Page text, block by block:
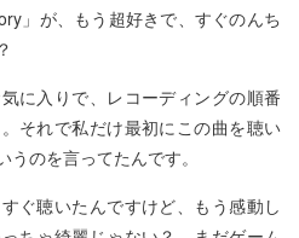
」が、もう超好きで、すぐのんち
に入りで、レコーディングの順番
それで私だけ最初にこの曲を聴い
のを言ってたんです。
ぐ聴いたんですけど、もう感動し